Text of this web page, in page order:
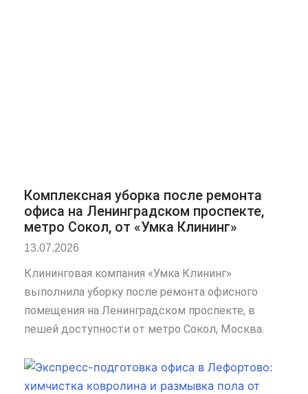
Комплексная уборка после ремонта
офиса на Ленинградском проспекте,
метро Сокол, от «Умка Клининг»
13.07.2026
Клининговая компания «Умка Клининг»
выполнила уборку после ремонта офисного
помещения на Ленинградском проспекте, в
пешей доступности от метро Сокол, Москва.